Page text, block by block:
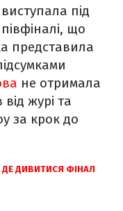
під
що
представила
не отримала
від журі та
за крок до
ДИВИТИСЯ ФІНАЛ